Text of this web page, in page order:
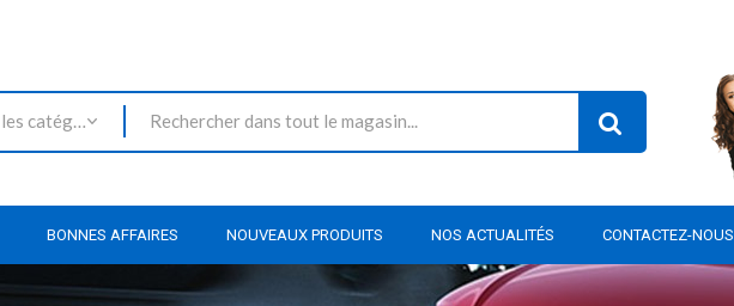
Toutes les catégories
BONNES AFFAIRES NOUVEAUX PRODUITS NOS ACTUALITÉS CONTACTEZ-NOUS